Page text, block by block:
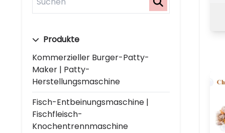
Produkte
Kommerzieller Burger-Patty-
Maker | Patty-
Herstellungsmaschine
Fisch-Entbeinungsmaschine |
Fischfleisch-
Knochentrennmaschine